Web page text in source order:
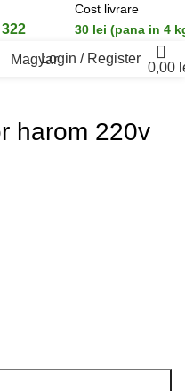
Cost livrare
30 lei (pana in 4
MagyarLogin / Register
0,00
harom 220v